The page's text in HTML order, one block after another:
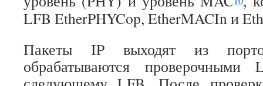
LFB EtherPHYCop, EtherMACIn и
Пакеты IP выходят из
обрабатываются